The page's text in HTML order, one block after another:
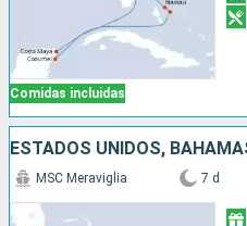
Comidas incluidas
ESTADOS UNIDOS,
MSC Meraviglia 7 d